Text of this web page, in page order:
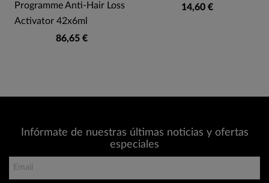
Programme Anti-Hair Loss
Activator 42x6ml
86,65 €
14,60 €
Infórmate de nuestras últimas noticias y ofertas
especiales